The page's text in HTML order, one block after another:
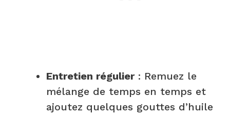
Entretien régulier: Remuez le
mélange de temps en temps et
ajoutez quelques gouttes d’huile